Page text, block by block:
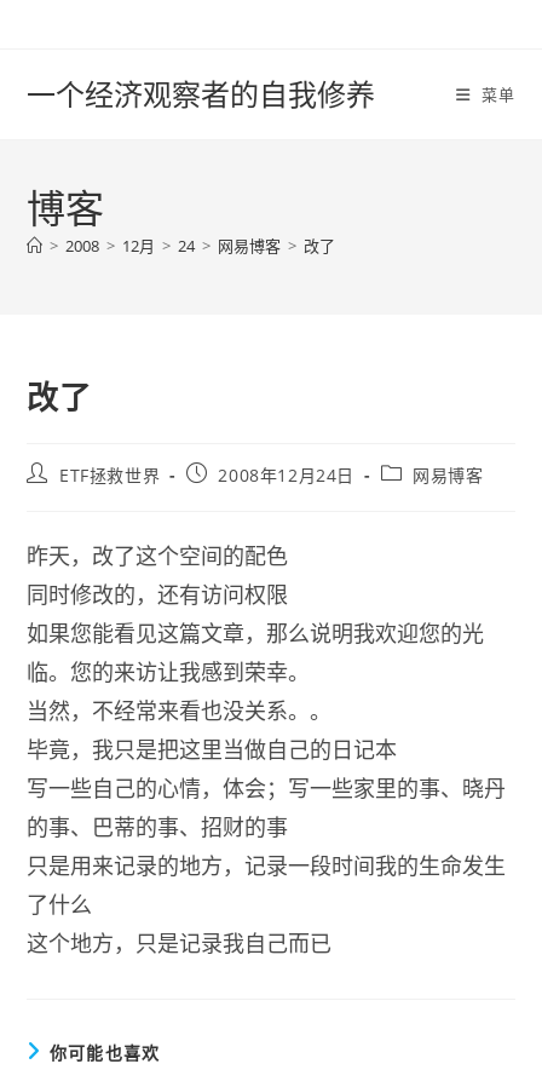
一个经济观察者的自我修养 菜单
博客
> 2008 > 12月 > 24 > 网易博客 > 改了
改了
PostETF拯救世界
Post2008年12月24日
Post网易博客
昨天，改了这个空间的配色
同时修改的，还有访问权限
如果您能看见这篇文章，那么说明我欢迎您的光
临。您的来访让我感到荣幸。
当然，不经常来看也没关系。。
毕竟，我只是把这里当做自己的日记本
写一些自己的心情，体会；写一些家里的事、晓丹
的事、巴蒂的事、招财的事
只是用来记录的地方，记录一段时间我的生命发生
了什么
这个地方，只是记录我自己而已
你可能也喜欢